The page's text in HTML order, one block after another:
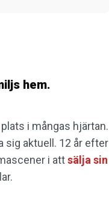
hem.
i mångas hjärtan.
sig aktuell. 12 år efter
i attsälja sin